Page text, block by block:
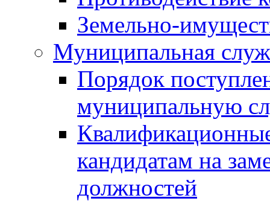
Земельно-
Муниципальная
Порядок
муниципальную
кандидатам на
должностей